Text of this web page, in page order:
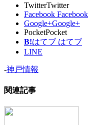
TwitterTwitter
Facebook Facebook
Google+Google+
PocketPocket
B!はてブ はてブ
LINE
-神戸情報
関連記事